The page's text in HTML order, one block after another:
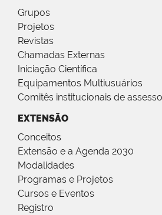
Grupos
Projetos
Revistas
Chamadas Externas
Iniciação Científica
Equipamentos Multiusuários
Comitês institucionais de
EXTENSÃO
Conceitos
Extensão e a Agenda 2030
Modalidades
Programas e Projetos
Cursos e Eventos
Registro